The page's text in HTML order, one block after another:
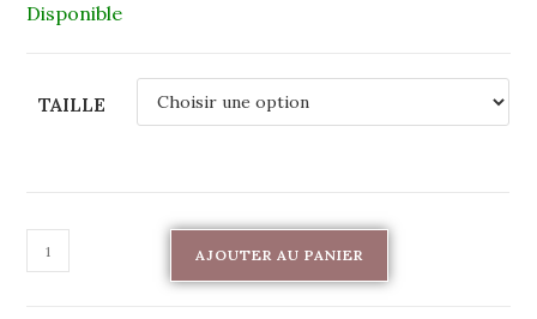
Disponible
TAILLE
AJOUTER AU PANIER